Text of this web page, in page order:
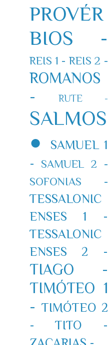
PROVÉR
BIOS -
REIS 1 - REIS 2 -
ROMANOS
-
RUTE -
SALMOS
●
SAMUEL 1
-
SAMUEL 2 -
SOFONIAS -
TESSALONIC
ENSES 1 -
TESSALONIC
ENSES 2 -
TIAGO -
TIMÓTEO 1
- TIMÓTEO 2
-
TITO -